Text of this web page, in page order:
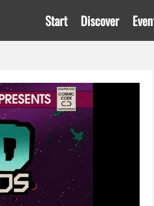
Start Discover